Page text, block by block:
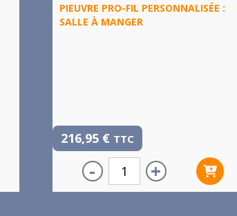
PIEUVRE PRO-FIL PERSONNALISÉE :
SALLE À MANGER
216,95 € TTC
- +